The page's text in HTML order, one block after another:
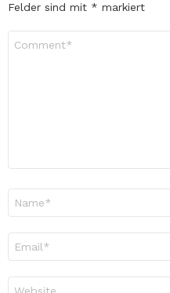
Felder sind mit * markiert
Mail-
Adresse
*